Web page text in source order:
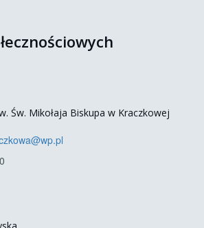
Św. Mikołaja Biskupa w Kraczkowej